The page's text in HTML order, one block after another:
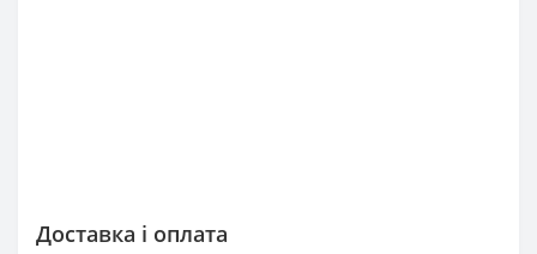
Доставка і оплата